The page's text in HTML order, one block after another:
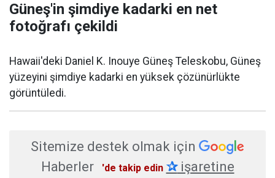
Güneş'in şimdiye kadarki en net
fotoğrafı çekildi
Hawaii'deki Daniel K. Inouye Güneş Teleskobu, Güneş
yüzeyini şimdiye kadarki en yüksek çözünürlükte
görüntüledi.
Sitemize destek olmak için
Haberler
'de takip edin ✰işaretine